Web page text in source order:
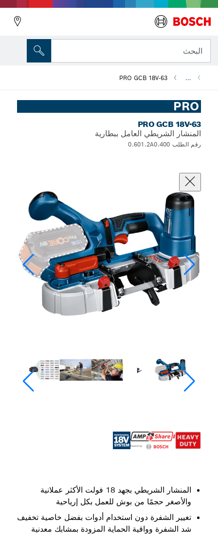
البحث
...
PRO GCB 18V-63
PRO
PRO GCB 18V-63
المنشار الشريطي العامل ببطارية
رقم الطلب 0.601.2A0.400
المنشار الشريطي بجهد 18 فولت الأكثر عملانية
والأصغر حجمًا من بوش للعمل بكل إرياحية
تغيير الشفرة دون استخدام أدوات بفضل خاصية تخفيف
شد الشفرة وواقية الحماية المزودة بمشابك معدنية